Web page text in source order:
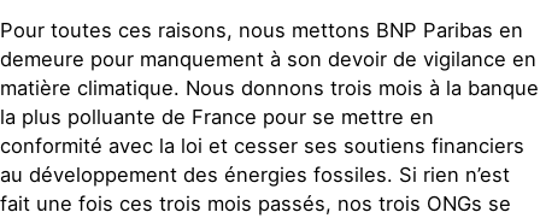
Pour toutes ces raisons, nous mettons BNP Paribas en
demeure pour manquement à son devoir de vigilance en
matière climatique. Nous donnons trois mois à la banque
la plus polluante de France pour se mettre en
conformité avec la loi et cesser ses soutiens financiers
au développement des énergies fossiles. Si rien n’est
fait une fois ces trois mois passés, nos trois ONGs se